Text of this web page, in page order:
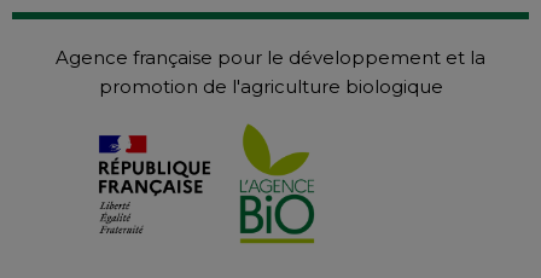
Agence française pour le développement et la
promotion de l'agriculture biologique